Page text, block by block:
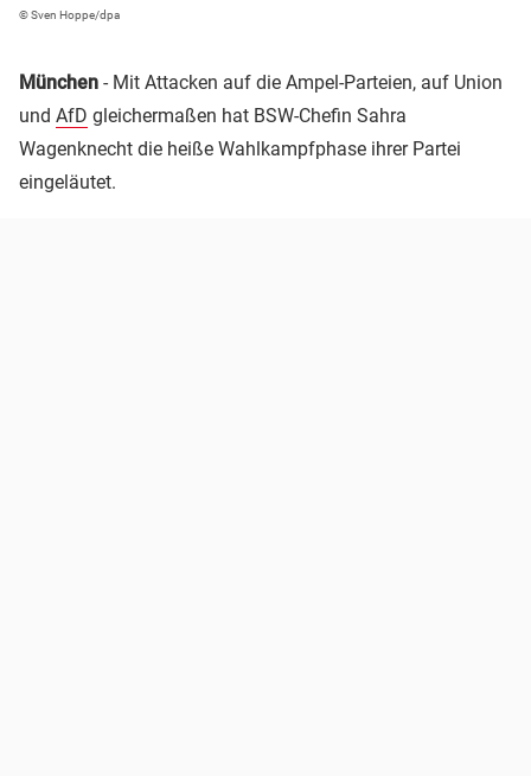
© Sven Hoppe/dpa
München - Mit Attacken auf die Ampel-Parteien, auf Union
und AfD gleichermaßen hat BSW-Chefin Sahra
Wagenknecht die heiße Wahlkampfphase ihrer Partei
eingeläutet.